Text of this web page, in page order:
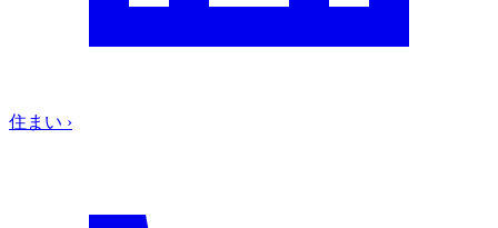
住まい ›